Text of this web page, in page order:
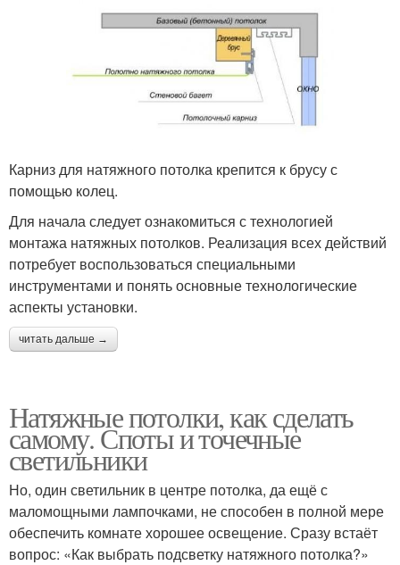
Карниз для натяжного потолка крепится к брусу с
помощью колец.
Для начала следует ознакомиться с технологией
монтажа натяжных потолков. Реализация всех действий
потребует воспользоваться специальными
инструментами и понять основные технологические
аспекты установки.
читать дальше →
Натяжные потолки, как сделать
самому. Споты и точечные
светильники
Но, один светильник в центре потолка, да ещё с
маломощными лампочками, не способен в полной мере
обеспечить комнате хорошее освещение. Сразу встаёт
вопрос: «Как выбрать подсветку натяжного потолка?»